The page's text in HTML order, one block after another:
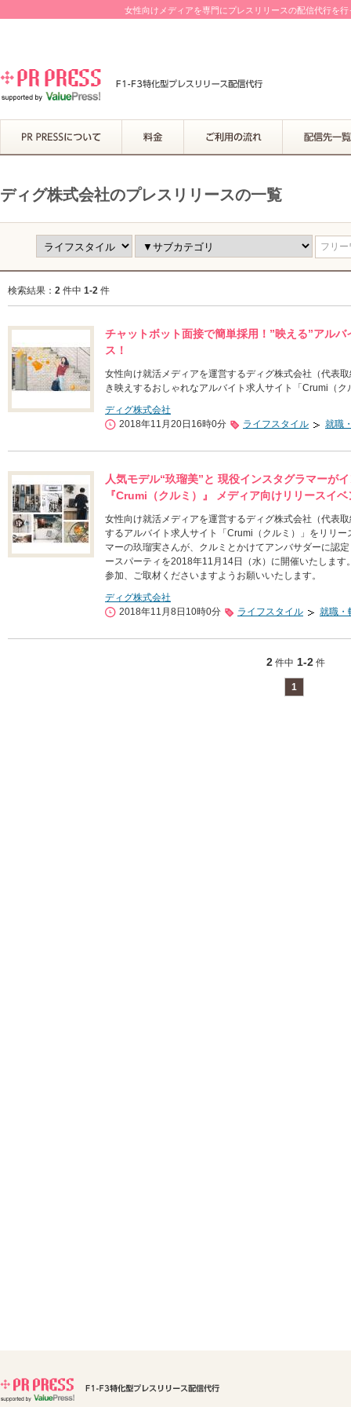
女性向けメディアを専門にプレスリリースの配信代行を
ディグ株式会社のプレスリリースの一覧
フリ
検索結果： 2 件中 1-2 件
チャットボット面接で簡単採用！”映える”アル
ス！
女性向け就活メディアを運営するディグ株式会社（代表
き映えするおしゃれなアルバイト求人サイト「Crumi（
ディグ株式会社
2018年11月20日16時0分
ライフスタイル 就職
人気モデル“玖瑠美”と 現役インスタグラマーが
『Crumi（クルミ）』 メディア向けリリースイベ
女性向け就活メディアを運営するディグ株式会社（代表
するアルバイト求人サイト「Crumi（クルミ）」をリリ
マーの玖瑠実さんが、クルミとかけてアンバサダーに認
ースパーティを2018年11月14日（水）に開催いたしま
参加、ご取材くださいますようお願いいたします。
ディグ株式会社
2018年11月8日10時0分
ライフスタイル 就職・
2件中 1-2件
1